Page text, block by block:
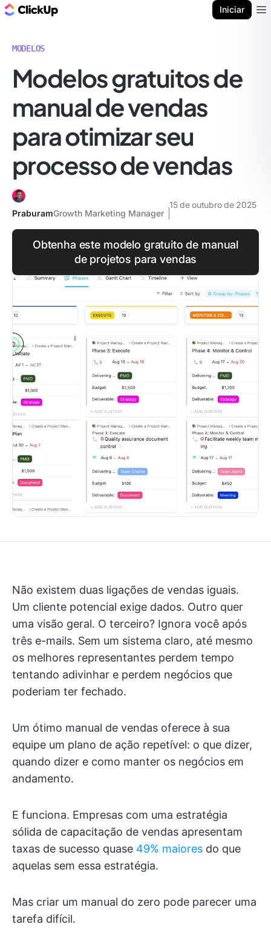
Iniciar
MODELOS
Modelos gratuitos de
manual de vendas
para otimizar seu
processo de vendas
PraburamGrowth Marketing Manager
15 de outubro de 2025
Obtenha este modelo gratuito de manual
de projetos para vendas
Não existem duas ligações de vendas iguais.
Um cliente potencial exige dados. Outro quer
uma visão geral. O terceiro? Ignora você após
três e-mails. Sem um sistema claro, até mesmo
os melhores representantes perdem tempo
tentando adivinhar e perdem negócios que
poderiam ter fechado.
Um ótimo manual de vendas oferece à sua
equipe um plano de ação repetível: o que dizer,
quando dizer e como manter os negócios em
andamento.
E funciona. Empresas com uma estratégia
sólida de capacitação de vendas apresentam
taxas de sucesso quase 49% maiores do que
aquelas sem essa estratégia.
Mas criar um manual do zero pode parecer uma
tarefa difícil.